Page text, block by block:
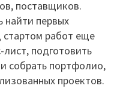
поставщиков.
найти первых
стартом работ еще
подготовить
собрать портфолио,
проектов.